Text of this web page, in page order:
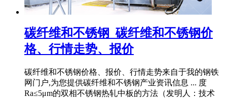
碳纤维和不锈钢_碳纤维和不锈钢价
格、行情走势、报价
碳纤维和不锈钢价格、报价、行情走势来自于我的钢铁
网门户,为您提供碳纤维和不锈钢产业资讯信息 ... 度
Ra≤5μm的双相不锈钢热轧中板的方法（发明人：技术